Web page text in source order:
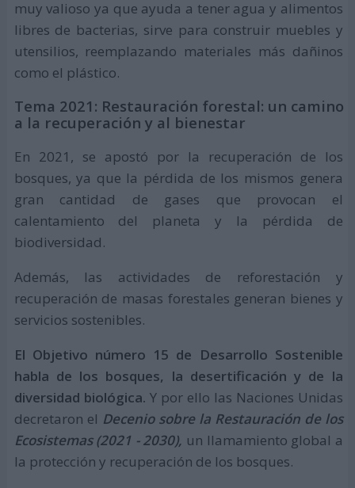
muy valioso ya que ayuda a tener agua y alimentos
libres de bacterias, sirve para construir muebles y
utensilios, reemplazando materiales más dañinos
como el plástico.
Tema 2021: Restauración forestal: un camino
a la recuperación y al bienestar
En 2021, se apostó por la recuperación de los
bosques, ya que la pérdida de los mismos genera
gran cantidad de gases que provocan el
calentamiento del planeta y la pérdida de
biodiversidad.
Además, las actividades de reforestación y
recuperación de masas forestales generan bienes y
servicios sostenibles.
El Objetivo número 15 de Desarrollo Sostenible
habla de los bosques, la desertificación y de la
diversidad biológica. Y por ello las Naciones Unidas
decretaron el Decenio sobre la Restauración de los
Ecosistemas (2021 - 2030), un llamamiento global a
la protección y recuperación de los bosques.